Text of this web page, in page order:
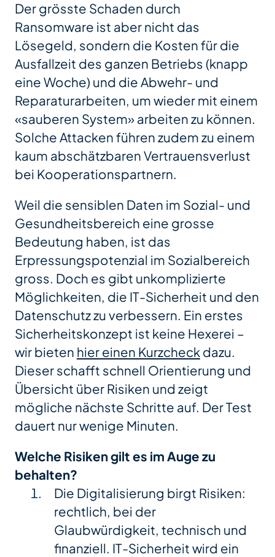
Der grösste Schaden durch
Ransomware ist aber nicht das
Lösegeld, sondern die Kosten für die
Ausfallzeit des ganzen Betriebs (knapp
eine Woche) und die Abwehr- und
Reparaturarbeiten, um wieder mit einem
«sauberen System» arbeiten zu können.
Solche Attacken führen zudem zu einem
kaum abschätzbaren Vertrauensverlust
bei Kooperationspartnern.
Weil die sensiblen Daten im Sozial- und
Gesundheitsbereich eine grosse
Bedeutung haben, ist das
Erpressungspotenzial im Sozialbereich
gross. Doch es gibt unkomplizierte
Möglichkeiten, die IT-Sicherheit und den
Datenschutz zu verbessern. Ein erstes
Sicherheitskonzept ist keine Hexerei –
wir bieten hier einen Kurzcheckdazu.
Dieser schafft schnell Orientierung und
Übersicht über Risiken und zeigt
mögliche nächste Schritte auf. Der Test
dauert nur wenige Minuten.
Welche Risiken gilt es im Auge zu
behalten?
Die Digitalisierung birgt Risiken:
rechtlich, bei der
Glaubwürdigkeit, technisch und
finanziell. IT-Sicherheit wird ein